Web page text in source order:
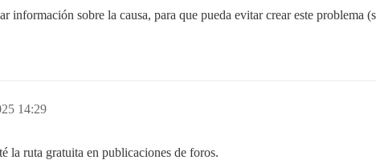
información sobre la causa, para que pueda evitar crear este problema
14:29
la ruta gratuita en publicaciones de foros.